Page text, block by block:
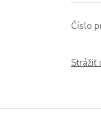
Číslo
Strážiť